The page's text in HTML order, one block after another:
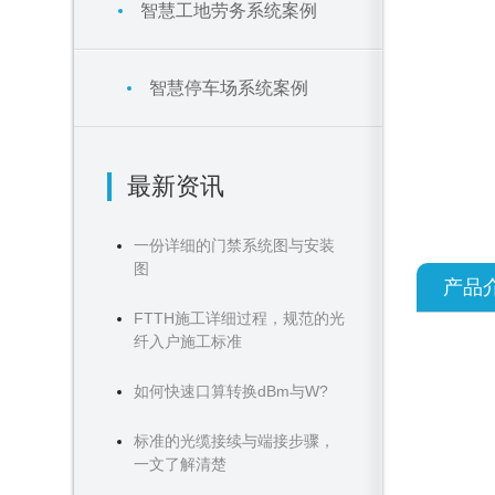
智慧工地劳务系统案例
智慧停车场系统案例
最新资讯
一份详细的门禁系统图与安装
图
FTTH施工详细过程，规范的光
纤入户施工标准
如何快速口算转换dBm与W?
标准的光缆接续与端接步骤，
一文了解清楚
产品